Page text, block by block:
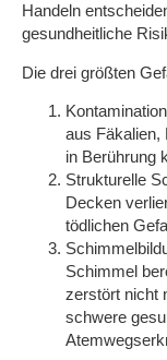
Handeln
gesundheitliche
Die drei größten
aus Fäkalien,
in Berührung
Strukturelle
Decken
tödlichen
Schimmel
zerstört nicht
schwere